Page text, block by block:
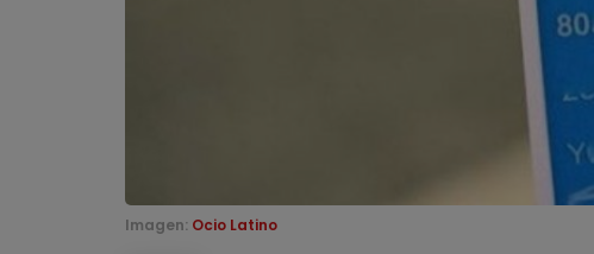
Imagen: Ocio Latino